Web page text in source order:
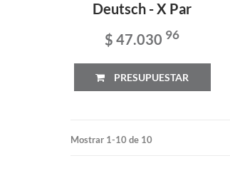
Deutsch - X Par
$ 47.030 96
PRESUPUESTAR
Mostrar 1-10 de 10